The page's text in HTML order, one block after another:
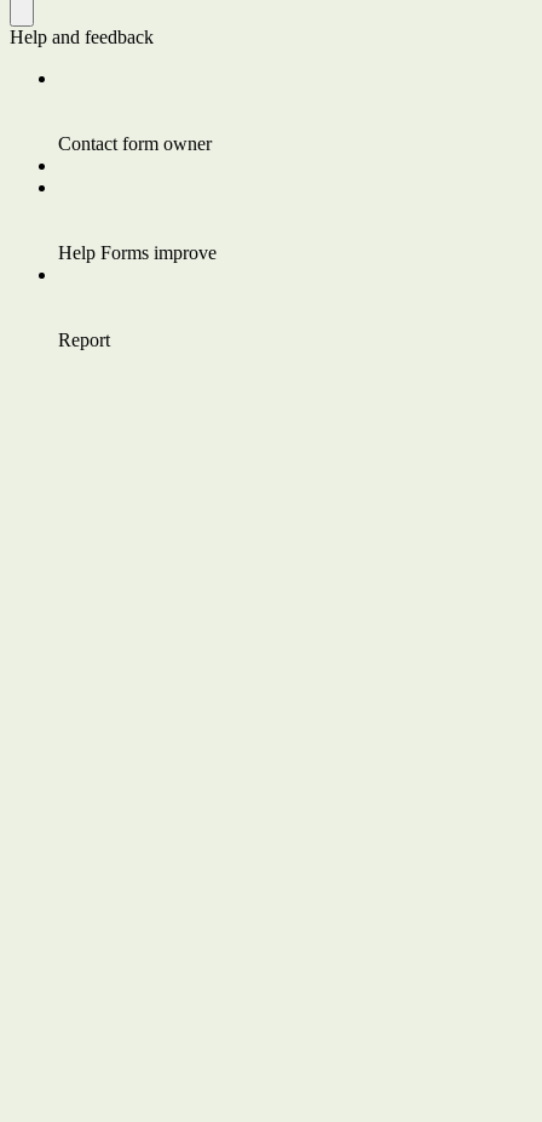
Help and feedback
Contact form owner
Help Forms improve
Report